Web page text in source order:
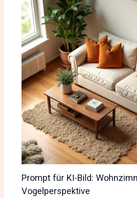
Prompt für KI-Bild:
Vogelperspektive